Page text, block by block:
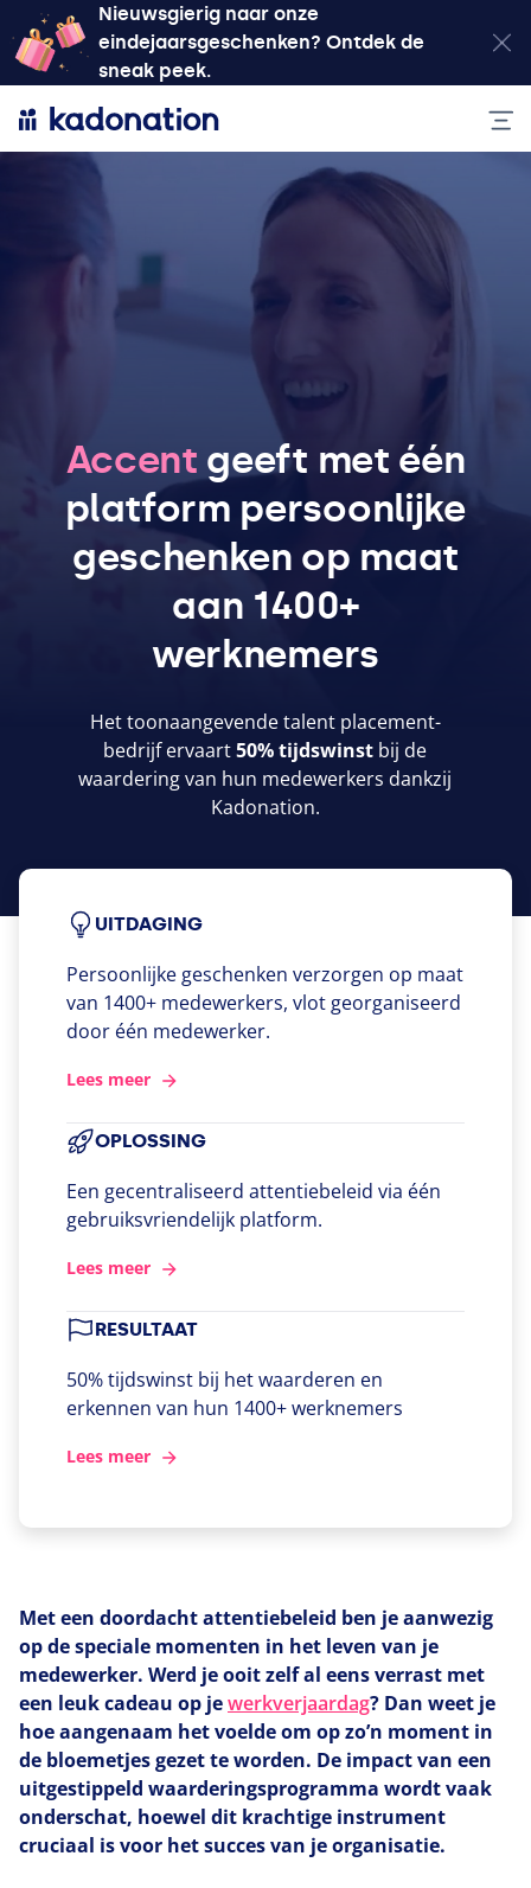
Nieuwsgierig naar onze
eindejaarsgeschenken? Ontdek de
sneak peek.
Accent geeft met één
platform persoonlijke
geschenken op maat
aan 1400+
werknemers
Het toonaangevende talent placement-
bedrijf ervaart50% tijdswinst bij de
waardering van hun medewerkers dankzij
Kadonation.
UITDAGING
Persoonlijke geschenken verzorgen op maat
van 1400+ medewerkers, vlot georganiseerd
door één medewerker.
Lees meer
OPLOSSING
Een gecentraliseerd attentiebeleid via één
gebruiksvriendelijk platform.
Lees meer
RESULTAAT
50% tijdswinst bij het waarderen en
erkennen van hun 1400+ werknemers
Lees meer
Met een doordacht attentiebeleid ben je aanwezig
op de speciale momenten in het leven van je
medewerker. Werd je ooit zelf al eens verrast met
een leuk cadeau op jewerkverjaardag? Dan weet je
hoe aangenaam het voelde om op zo’n moment in
de bloemetjes gezet te worden. De impact van een
uitgestippeld waarderingsprogramma wordt vaak
onderschat, hoewel dit krachtige instrument
cruciaal is voor het succes van je organisatie.